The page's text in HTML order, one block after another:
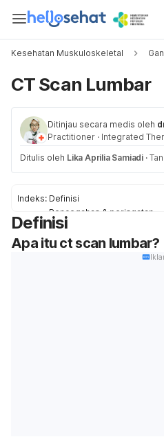
Kesehatan Muskuloskeletal
CT Scan Lumbar
Ditinjau secara medis oleh
Practitioner · Integrated
Ditulis oleh Lika Aprilia Samiadi ·
Indeks: Definisi
Pencegahan & peringatan
Proses
Penjelasan dari Hasil Tes
Definisi
Apa itu ct scan lumbar?